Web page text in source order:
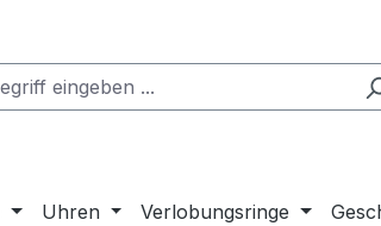
Uhren Verlobungsringe